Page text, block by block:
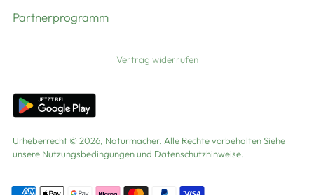
Partnerprogramm
Vertrag widerrufen
Urheberrecht © 2026, Naturmacher. Alle Rechte vorbehalten Siehe
unsere Nutzungsbedingungen und Datenschutzhinweise.